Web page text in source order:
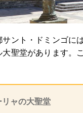
サント・ドミンゴ
聖堂があります。
リャの大聖堂